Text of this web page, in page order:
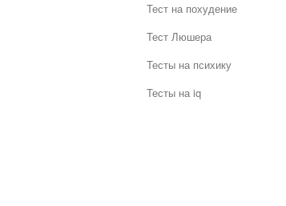
Тест на похудение
Тест Люшера
Тесты на психику
Тесты на iq